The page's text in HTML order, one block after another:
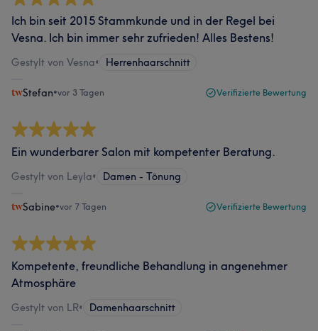
Ich bin seit 2015 Stammkunde und in der Regel bei
Vesna. Ich bin immer sehr zufrieden! Alles Bestens!
Gestylt von Vesna• Herrenhaarschnitt
Stefan•vor 3 Tagen Verifizierte Bewertung
Ein wunderbarer Salon mit kompetenter Beratung.
Gestylt von Leyla• Damen - Tönung
Sabine•vor 7 Tagen Verifizierte Bewertung
Kompetente, freundliche Behandlung in angenehmer
Atmosphäre
Gestylt von LR• Damenhaarschnitt